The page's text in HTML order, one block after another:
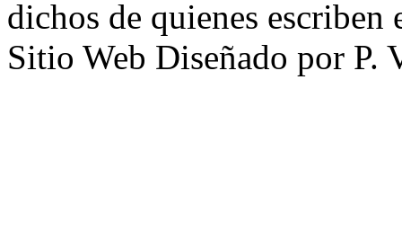
dichos de quienes escriben
Sitio Web Diseñado por